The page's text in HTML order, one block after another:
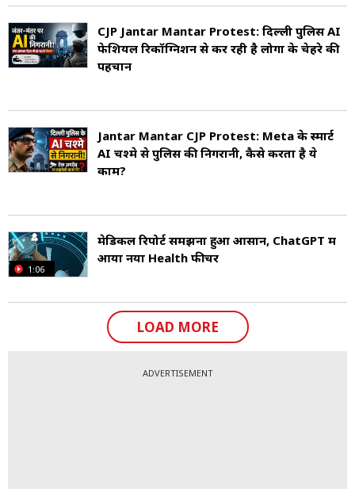
CJP Jantar Mantar Protest: दिल्ली पुलिस AI
फेशियल रिकॉग्निशन से कर रही है लोगों के चेहरे की
पहचान
Jantar Mantar CJP Protest: Meta के स्मार्ट
AI चश्मे से पुलिस की निगरानी, कैसे करता है ये
काम?
1:06
मेडिकल रिपोर्ट समझना हुआ आसान, ChatGPT में
आया नया Health फीचर
LOAD MORE
ADVERTISEMENT